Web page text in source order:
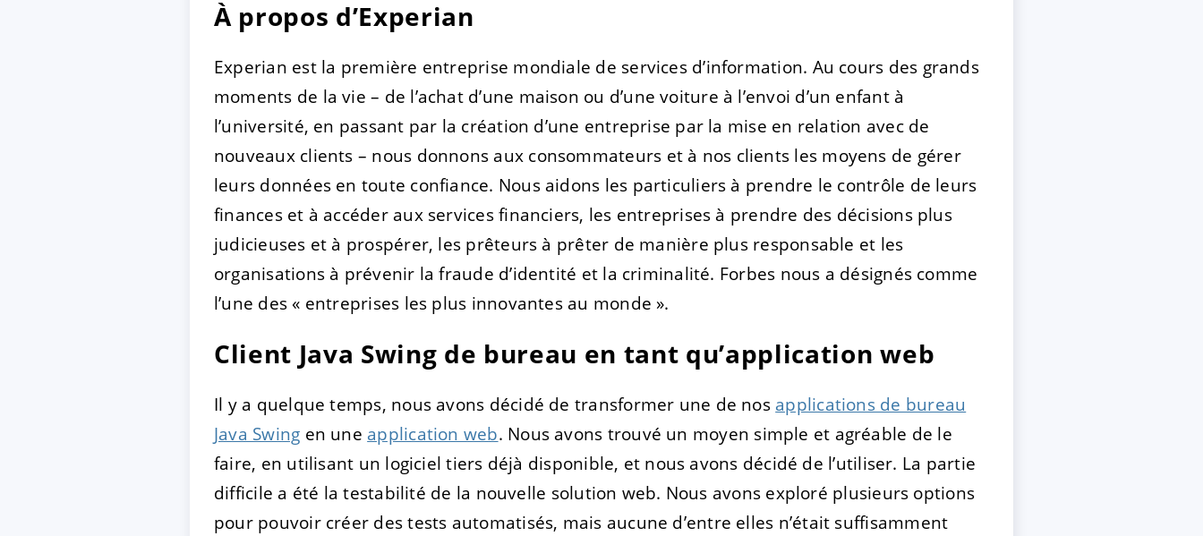
À propos d’Experian
Experian est la première entreprise mondiale de services d’information. Au cours des grands
moments de la vie – de l’achat d’une maison ou d’une voiture à l’envoi d’un enfant à
l’université, en passant par la création d’une entreprise par la mise en relation avec de
nouveaux clients – nous donnons aux consommateurs et à nos clients les moyens de gérer
leurs données en toute confiance. Nous aidons les particuliers à prendre le contrôle de leurs
finances et à accéder aux services financiers, les entreprises à prendre des décisions plus
judicieuses et à prospérer, les prêteurs à prêter de manière plus responsable et les
organisations à prévenir la fraude d’identité et la criminalité. Forbes nous a désignés comme
l’une des « entreprises les plus innovantes au monde ».
Client Java Swing de bureau en tant qu’application web
Il y a quelque temps, nous avons décidé de transformer une de nos applications de bureau
Java Swing en une application web. Nous avons trouvé un moyen simple et agréable de le
faire, en utilisant un logiciel tiers déjà disponible, et nous avons décidé de l’utiliser. La partie
difficile a été la testabilité de la nouvelle solution web. Nous avons exploré plusieurs options
pour pouvoir créer des tests automatisés, mais aucune d’entre elles n’était suffisamment
ACCEPTER PARAMETRER REFUSER
Mentions légales|Protection des données